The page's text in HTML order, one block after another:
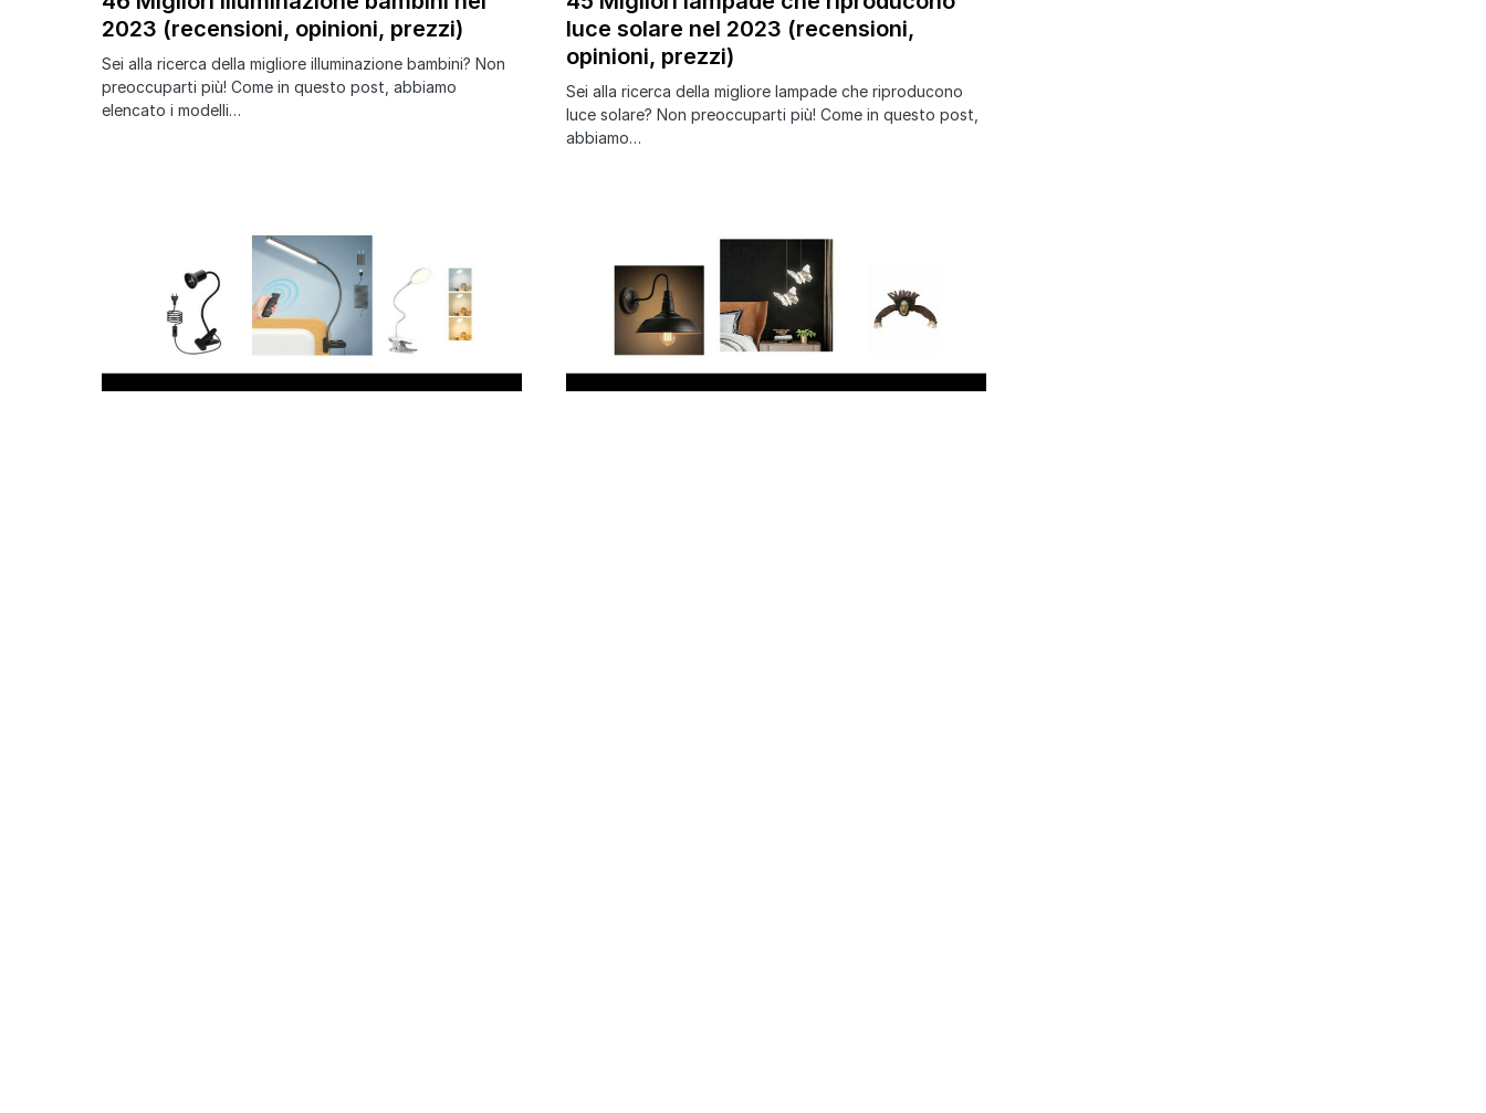
2023 (recensioni, opinioni, prezzi)
Sei alla ricerca della migliore illuminazione bambini? Non
preoccuparti più! Come in questo post, abbiamo
elencato i modelli…
luce solare nel 2023 (recensioni,
opinioni, prezzi)
Sei alla ricerca della migliore lampade che riproducono
luce solare? Non preoccuparti più! Come in questo post,
abbiamo…